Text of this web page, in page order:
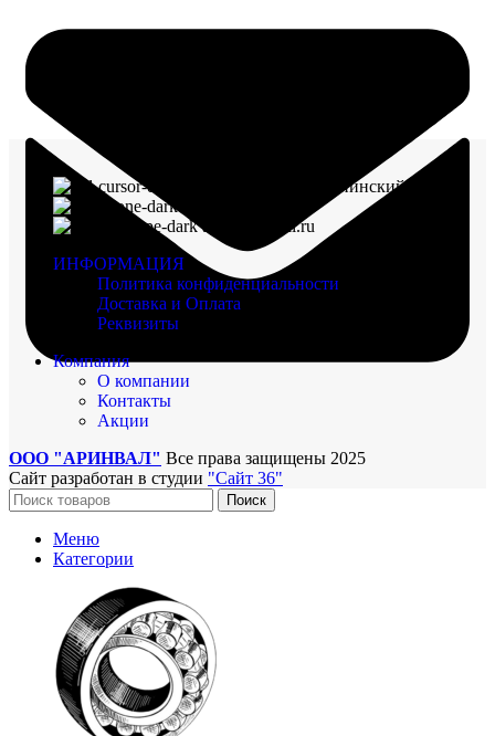
г. Воронеж, пр-кт Ленинский, д. 221
arinval@mail.ru
ИНФОРМАЦИЯ
Политика конфиденциальности
Доставка и Оплата
Реквизиты
Компания
О компании
Контакты
Акции
ООО "АРИНВАЛ" Все права защищены 2025
Сайт разработан в студии "Сайт 36"
Поиск
Меню
Категории